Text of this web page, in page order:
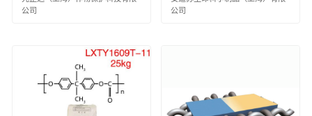
中化环境大气治理股份有限公司
中国中化环境监测总站
江西星火航天新材料有限公司
风神轮胎股份有限公司
青岛橡六输送带有限公司
公司
公司